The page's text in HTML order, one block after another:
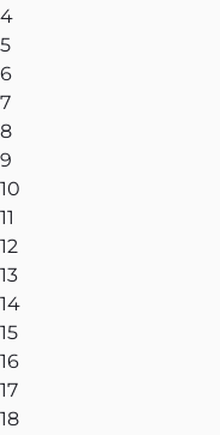
4
5
6
7
8
9
10
11
12
13
14
15
16
17
18